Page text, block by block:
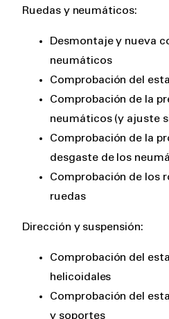
Ruedas y neumáticos:
Desmontaje y nueva
neumáticos
Comprobación del
Comprobación de la
neumáticos (y ajuste
Comprobación de la
desgaste de los
Comprobación de los
ruedas
Dirección y suspensión:
Comprobación del
helicoidales
Comprobación del
y soportes